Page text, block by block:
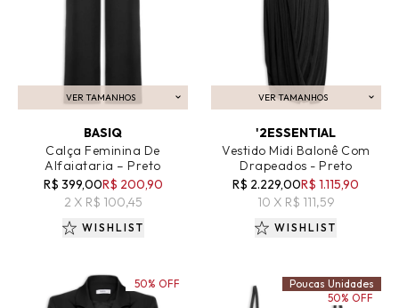
VER TAMANHOS
ADICIONAR AO CARRINHO
BASIQ
Calça Feminina De
Alfaiataria – Preto
R$ 399,00R$ 200,90
2 X R$ 100,45
WISHLIST
VER TAMANHOS
ADICIONAR AO CARRINHO
'2ESSENTIAL
Vestido Midi Balonê Com
Drapeados - Preto
R$ 2.229,00R$ 1.115,90
10 X R$ 111,59
WISHLIST
50% OFF
Poucas Unidades
50% OFF